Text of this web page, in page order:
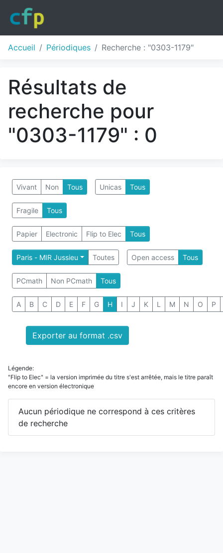
Accueil Périodiques Recherche : "0303-1179"
Résultats de
recherche pour
"0303-1179" : 0
Vivant Non Tous Unicas Tous
Fragile Tous
Papier Electronic Flip to Elec Tous
Paris - MIR Jussieu Toutes Open access Tous
PCmath Non PCmath Tous
A B C D E F G H I J K L M N O P
Exporter au format .csv
Légende:
"Flip to Elec" = la version imprimée du titre s'est arrêtée, mais le titre paraît
encore en version électronique
Aucun périodique ne correspond à ces critères
de recherche